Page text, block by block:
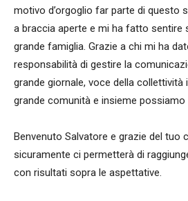
motivo d’orgoglio far parte di questo
a braccia aperte e mi ha fatto sentire
grande famiglia. Grazie a chi mi ha
responsabilità di gestire la
grande giornale, voce della collettività
grande comunità e insieme possiamo
Benvenuto Salvatore e grazie del tuo
sicuramente ci permetterà di
con risultati sopra le aspettative.